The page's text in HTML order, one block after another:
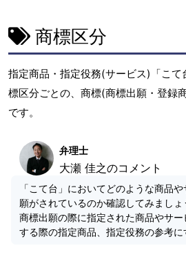
商標区分
指定商品・指定役務(サービス)「こ
標区分ごとの、商標(商標出願・登録
です。
弁理士
大瀬 佳之のコメント
「こて台」においてどのような商品
願がされているのか確認してみまし
商標出願の際に指定された商品やサ
する際の指定商品、指定役務の参考に